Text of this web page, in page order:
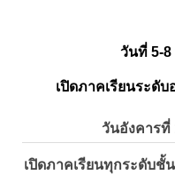
วันที่ 5-
เปิดภาคเรียนระดับ
วันอังคารที่
เปิดภาคเรียนทุกระดับชั้